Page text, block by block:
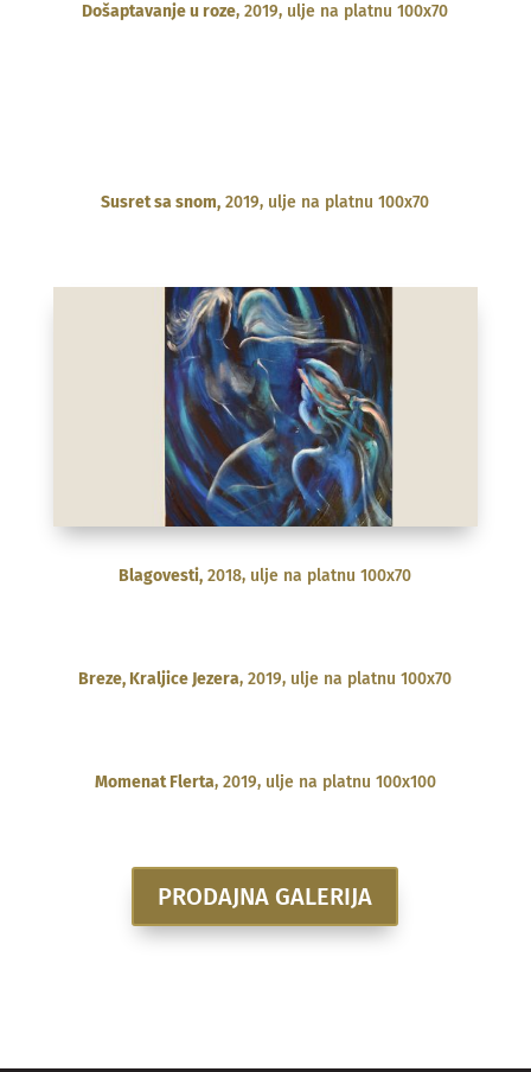
Došaptavanje u roze, 2019, ulje na platnu 100x70
Susret sa snom, 2019, ulje na platnu 100x70
Blagovesti, 2018, ulje na platnu 100x70
Breze, Kraljice Jezera, 2019, ulje na platnu 100x70
Momenat Flerta, 2019, ulje na platnu 100x100
PRODAJNA GALERIJA